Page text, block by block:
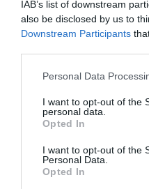
IAB’s list of downstream
also be disclosed by us to
Downstream Participants
Personal Data
I want to opt-out of the
personal data.
Opted In
I want to opt-out of the
Personal Data.
Opted In
Ακολουθήστε